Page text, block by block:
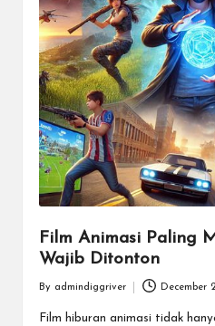
Film Animasi Paling
Wajib Ditonton
by
By admindiggriver December
Film hiburan animasi tidak